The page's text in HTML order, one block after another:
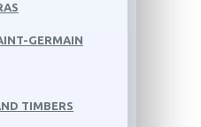
GERMAIN
TIMBERS